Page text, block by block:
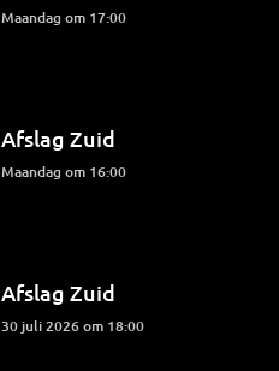
maandag om 17:00
Afslag Zuid
maandag om 16:00
Afslag Zuid
30 juli 2026 om 18:00